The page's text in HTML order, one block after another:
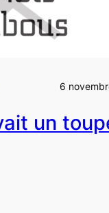
6
un